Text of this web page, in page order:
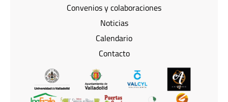
Convenios y colaboraciones
Noticias
Calendario
Contacto